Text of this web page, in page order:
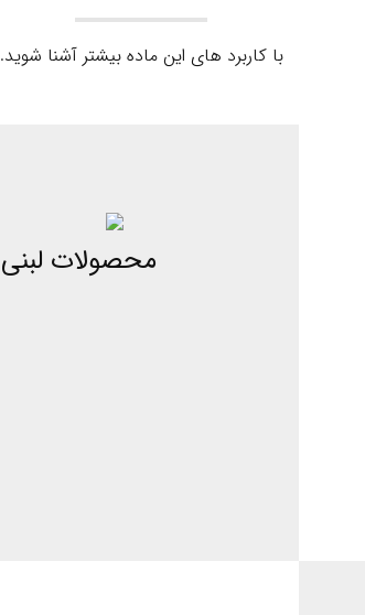
با کاربرد های این ماده بیشتر آشنا شوید.
محصولات لبنی